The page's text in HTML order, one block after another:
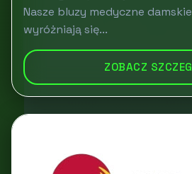
Nasze bluzy medyczne
wyróżniają się...
ZOBACZ